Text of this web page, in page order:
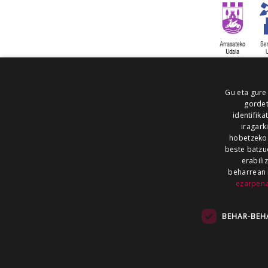
ALEA
NOAUA
Gu eta
hobetzeko.
beste
beharrean
BEHAR-